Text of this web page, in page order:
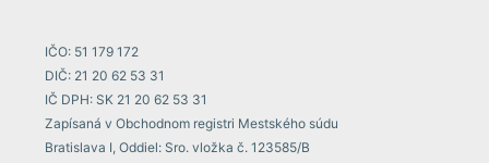
IČO: 51 179 172
DIČ: 21 20 62 53 31
IČ DPH: SK 21 20 62 53 31
Zapísaná v Obchodnom registri Mestského súdu
Bratislava I, Oddiel: Sro. vložka č. 123585/B